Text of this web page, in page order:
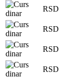
RSD
RSD
RSD
RSD